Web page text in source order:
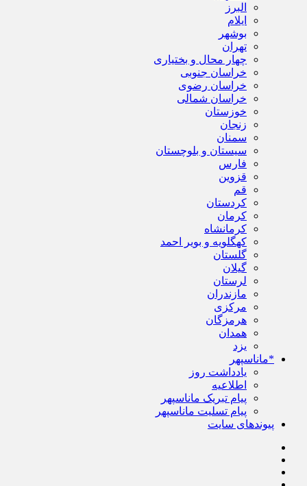
البرز
ایلام
بوشهر
تهران
چهار محال و بختیاری
خراسان جنوبی
خراسان رضوی
خراسان شمالی
خوزستان
زنجان
سمنان
سیستان و بلوچستان
فارس
قزوین
قم
کردستان
کرمان
کرمانشاه
کهگلویه و بویر احمد
گلستان
گیلان
لرستان
مازندران
مرکزی
هرمزگان
همدان
یزد
*ماناسپهر
یادداشت روز
اطلاعیه
پیام تبریک ماناسپهر
پیام تسلیت ماناسپهر
پیوندهای سایت